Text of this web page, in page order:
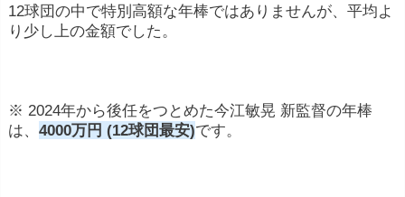
12球団の中で特別高額な年棒ではありませんが、平均よ
り少し上の金額でした。
※ 2024年から後任をつとめた今江敏晃 新監督の年棒
は、 4000万円 (12球団最安)です。